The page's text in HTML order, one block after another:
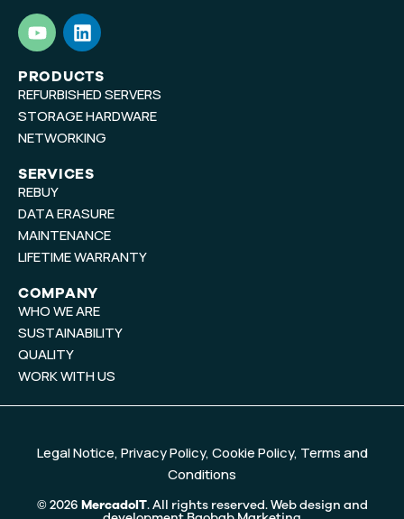
Y
o
u
t
u
b
e
L
i
n
k
e
d
i
PRODUCTS
REFURBISHED SERVERS
STORAGE HARDWARE
NETWORKING
SERVICES
REBUY
DATA ERASURE
MAINTENANCE
LIFETIME WARRANTY
COMPANY
WHO WE ARE
SUSTAINABILITY
QUALITY
WORK WITH US
Legal Notice,Privacy Policy,Cookie Policy, Terms and
Conditions
© 2026 MercadoIT. All rights reserved. Web design and